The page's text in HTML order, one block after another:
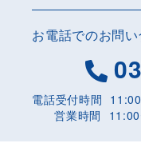
お電話でのお問
電話受付時間
営業時間